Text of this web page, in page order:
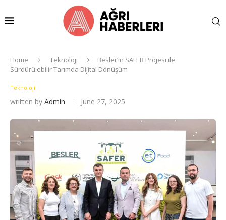
Home Teknoloji
Besler’in SAFER Projesi ile
Sürdürülebilir Tarımda Dijital Dönüşüm
Teknoloji
written by Admin June 27, 2025